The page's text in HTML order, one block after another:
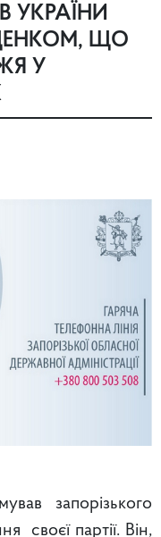
УКРАЇНИ
ЩО
У
запорізького
своєї партії. Він,